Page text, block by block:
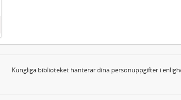
Kungliga biblioteket hanterar dina personuppgifter i